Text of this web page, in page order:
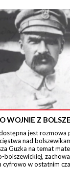
WOJNIE Z
jest rozmowa
nad
Guzka na temat
cyfrowo w ostatnim